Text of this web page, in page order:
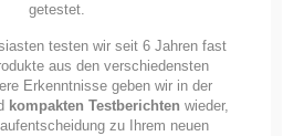
getestet.
testen wir seit 6 Jahren fast
aus den verschiedensten
Erkenntnisse geben wir in der
kompakten Testberichten wieder,
zu Ihrem neuen